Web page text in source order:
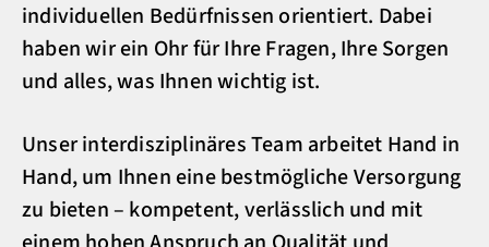
individuellen Bedürfnissen orientiert. Dabei
haben wir ein Ohr für Ihre Fragen, Ihre Sorgen
und alles, was Ihnen wichtig ist.
Unser interdisziplinäres Team arbeitet Hand in
Hand, um Ihnen eine bestmögliche Versorgung
zu bieten – kompetent, verlässlich und mit